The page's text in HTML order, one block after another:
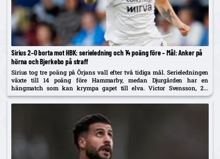
Sirius 2–0 borta mot HBK: serieledning och 14 poäng före – Mål: Anker på
hörna och Bjerkebo på straff
Sirius tog tre poäng på Örjans vall efter två tidiga mål. Serieledningen
växte till 14 poäng före Hammarby, medan Djurgården har en
hängmatch som kan krympa gapet till elva. Victor Svensson, 20,
startade centralt i Melker Heiers frånvaro.